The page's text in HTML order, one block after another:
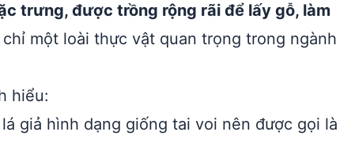
trưng, được trồng rộng rãi để lấy gỗ, làm
một loài thực vật quan trọng trong ngành
hiểu:
giả hình dạng giống tai voi nên được gọi là